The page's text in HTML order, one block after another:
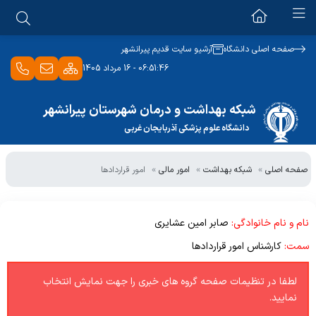
صفحه اصلی دانشگاه
آرشیو سایت قدیم پیرانشهر
06:51:46 - 16 مرداد 1405
شبکه بهداشت و درمان شهرستان پیرانشهر
دانشگاه علوم پزشکی آذربایجان غربی
شبکه بهداشت و درمان
معرفی ستاد شبکه
مدیر شبکه
تاریخچه مدیران
دبیرخانه
رئیس اداره امور عمومی
انبار
کارگزینی
معرفی بیمارستان
بیمارستان شهید سلیمانی
معرفی بیمارستان
پشتیبانی
درمان
مدیریت
اداره امور عمومی مرکز بهداشت
ویژه پرسنل
آموزش پرسنل و کارکنان جدید
ویژه مراجعین
صفحه اصلی شبکه بهداشت امور مالی امور قراردادها
نام و نام خانوادگی: صابر امین عشایری
سمت:کارشناس امور قراردادها
لطفا در تنظیمات صفحه گروه های خبری را جهت نمایش انتخاب
نمایید.